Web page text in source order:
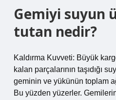
Gemiyi suyun
tutan nedir?
Kaldırma Kuvveti: Büyük
kalan parçalarının taşıdığı
geminin ve yükünün toplam
Bu yüzden yüzerler.